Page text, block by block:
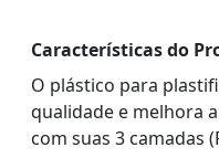
Características do
O plástico para
qualidade e melhora
com suas 3 camadas